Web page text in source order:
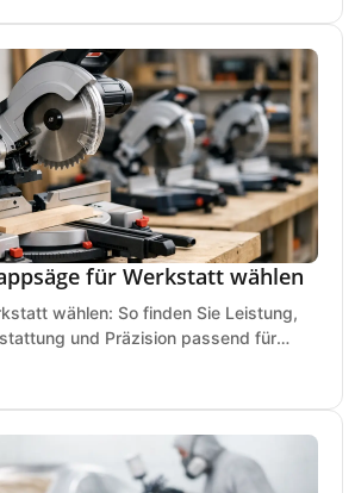
für Werkstatt wählen
wählen: So finden Sie Leistung,
und Präzision passend für